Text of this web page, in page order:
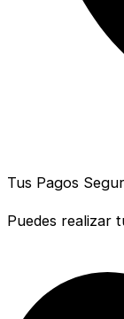
Tus Pagos
Puedes realizar